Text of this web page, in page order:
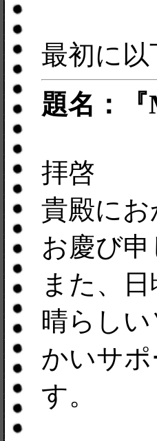
最初に
題名：
拝啓
貴殿に
お慶び
また、
晴らし
かいサ
す。